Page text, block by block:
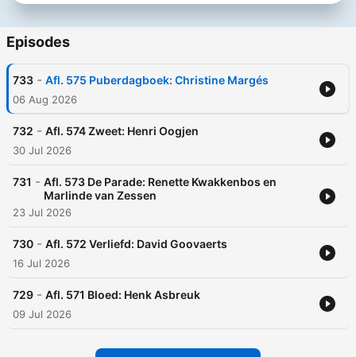
Episodes
733 - Afl. 575 Puberdagboek: Christine Margés
06 Aug 2026
732 - Afl. 574 Zweet: Henri Oogjen
30 Jul 2026
731 - Afl. 573 De Parade: Renette Kwakkenbos en
Marlinde van Zessen
23 Jul 2026
730 - Afl. 572 Verliefd: David Goovaerts
16 Jul 2026
729 - Afl. 571 Bloed: Henk Asbreuk
09 Jul 2026